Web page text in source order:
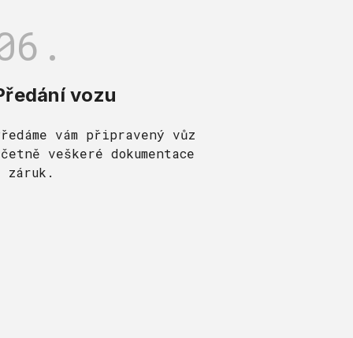
vozu
vám připravený vůz
veškeré dokumentace
záruk.